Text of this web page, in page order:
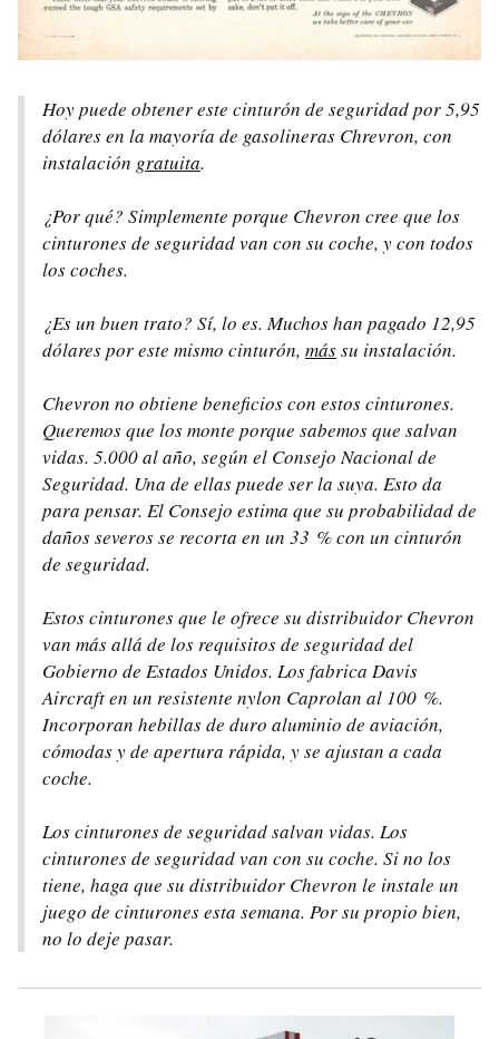
Hoy puede obtener este cinturón de seguridad por 5,95
dólares en la mayoría de gasolineras Chrevron, con
instalación gratuita.
¿Por qué? Simplemente porque Chevron cree que los
cinturones de seguridad van con su coche, y con todos
los coches.
¿Es un buen trato? Sí, lo es. Muchos han pagado 12,95
dólares por este mismo cinturón, mássu instalación.
Chevron no obtiene beneficios con estos cinturones.
Queremos que los monte porque sabemos que salvan
vidas. 5.000 al año, según el Consejo Nacional de
Seguridad. Una de ellas puede ser la suya. Esto da
para pensar. El Consejo estima que su probabilidad de
daños severos se recorta en un 33 % con un cinturón
de seguridad.
Estos cinturones que le ofrece su distribuidor Chevron
van más allá de los requisitos de seguridad del
Gobierno de Estados Unidos. Los fabrica Davis
Aircraft en un resistente nylon Caprolan al 100 %.
Incorporan hebillas de duro aluminio de aviación,
cómodas y de apertura rápida, y se ajustan a cada
coche.
Los cinturones de seguridad salvan vidas. Los
cinturones de seguridad van con su coche. Si no los
tiene, haga que su distribuidor Chevron le instale un
juego de cinturones esta semana. Por su propio bien,
no lo deje pasar.